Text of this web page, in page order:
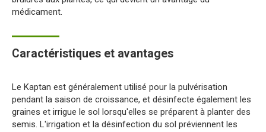
médicament.
Caractéristiques et avantages
Le Kaptan est généralement utilisé pour la pulvérisation
pendant la saison de croissance, et désinfecte également les
graines et irrigue le sol lorsqu'elles se préparent à planter des
semis. L'irrigation et la désinfection du sol préviennent les